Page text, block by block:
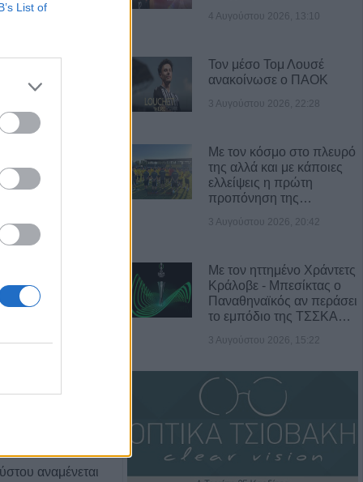
List of
ΝΕΑ
“VAIU”:
Masters
ο Στ.
του
αναμένεται
4 Αυγούστου 2026, 13:10
Τον μέσο Τομ Λουσέ
ανακοίνωσε ο ΠΑΟΚ
3 Αυγούστου 2026, 22:28
Με τον κόσμο στο πλευρό
της αλλά και με κάποιες
ελλείψεις η πρώτη
προπόνηση της…
3 Αυγούστου 2026, 20:42
Με τον ηττημένο Χράντετς
Κράλοβε - Μπεσίκτας ο
Παναθηναϊκός αν περάσει
το εμπόδιο της ΤΣΣΚΑ…
3 Αυγούστου 2026, 15:22